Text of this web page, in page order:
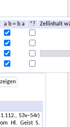
a b = b a *?
Zellinhalt
53v–54r)
Hl. Geist S.